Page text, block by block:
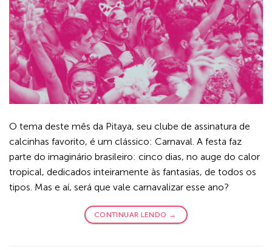
O tema deste mês da Pitaya, seu clube de assinatura de
calcinhas favorito, é um clássico: Carnaval. A festa faz
parte do imaginário brasileiro: cinco dias, no auge do calor
tropical, dedicados inteiramente às fantasias, de todos os
tipos. Mas e aí, será que vale carnavalizar esse ano?
CONTINUAR LENDO →